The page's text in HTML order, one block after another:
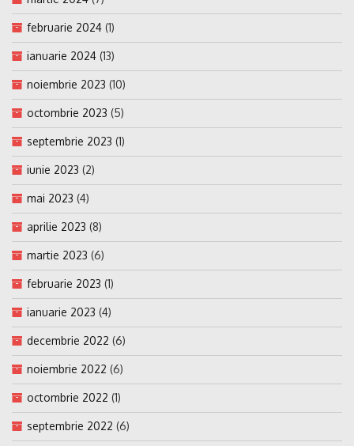
februarie 2024 (1)
ianuarie 2024 (13)
noiembrie 2023 (10)
octombrie 2023 (5)
septembrie 2023 (1)
iunie 2023 (2)
mai 2023 (4)
aprilie 2023 (8)
martie 2023 (6)
februarie 2023 (1)
ianuarie 2023 (4)
decembrie 2022 (6)
noiembrie 2022 (6)
octombrie 2022 (1)
septembrie 2022 (6)